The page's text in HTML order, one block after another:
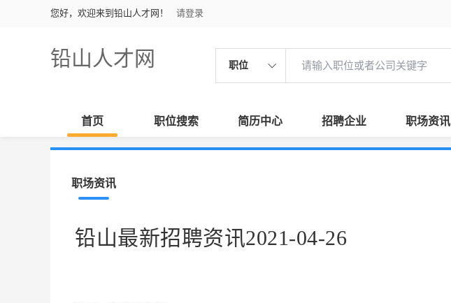
您好，欢迎来到铅山人才网！ 请登录
铅山人才网 职位
首页 职位搜索 简历中心 招聘企业 职场资讯
职场资讯
铅山最新招聘资讯2021-04-26